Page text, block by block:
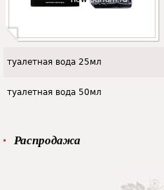
туалетная вода 25мл
туалетная вода 50мл
Распродажа